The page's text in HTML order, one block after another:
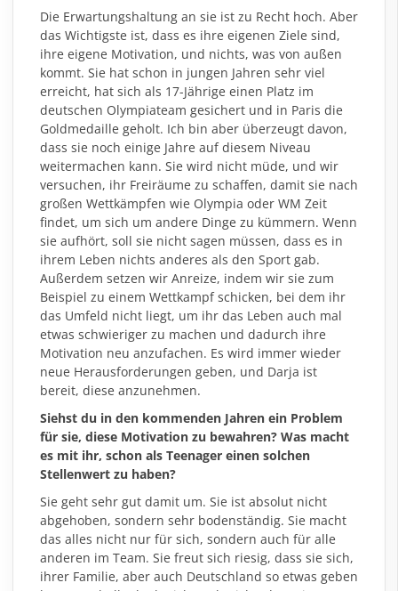
Die Erwartungshaltung an sie ist zu Recht hoch. Aber
das Wichtigste ist, dass es ihre eigenen Ziele sind,
ihre eigene Motivation, und nichts, was von außen
kommt. Sie hat schon in jungen Jahren sehr viel
erreicht, hat sich als 17-Jährige einen Platz im
deutschen Olympiateam gesichert und in Paris die
Goldmedaille geholt. Ich bin aber überzeugt davon,
dass sie noch einige Jahre auf diesem Niveau
weitermachen kann. Sie wird nicht müde, und wir
versuchen, ihr Freiräume zu schaffen, damit sie nach
großen Wettkämpfen wie Olympia oder WM Zeit
findet, um sich um andere Dinge zu kümmern. Wenn
sie aufhört, soll sie nicht sagen müssen, dass es in
ihrem Leben nichts anderes als den Sport gab.
Außerdem setzen wir Anreize, indem wir sie zum
Beispiel zu einem Wettkampf schicken, bei dem ihr
das Umfeld nicht liegt, um ihr das Leben auch mal
etwas schwieriger zu machen und dadurch ihre
Motivation neu anzufachen. Es wird immer wieder
neue Herausforderungen geben, und Darja ist
bereit, diese anzunehmen.
Siehst du in den kommenden Jahren ein Problem
für sie, diese Motivation zu bewahren? Was macht
es mit ihr, schon als Teenager einen solchen
Stellenwert zu haben?
Sie geht sehr gut damit um. Sie ist absolut nicht
abgehoben, sondern sehr bodenständig. Sie macht
das alles nicht nur für sich, sondern auch für alle
anderen im Team. Sie freut sich riesig, dass sie sich,
ihrer Familie, aber auch Deutschland so etwas geben